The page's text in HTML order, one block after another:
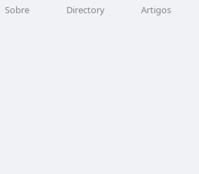
Sobre Directory Artigos